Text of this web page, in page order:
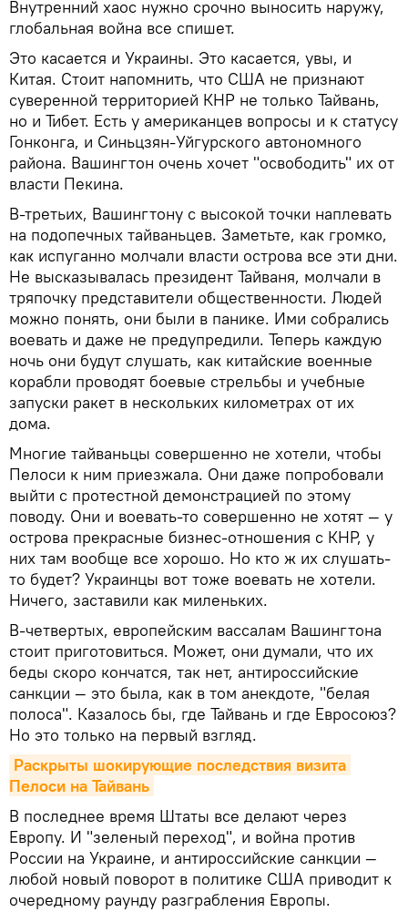
Внутренний хаос нужно срочно выносить наружу,
глобальная война все спишет.
Это касается и Украины. Это касается, увы, и
Китая. Стоит напомнить, что США не признают
суверенной территорией КНР не только Тайвань,
но и Тибет. Есть у американцев вопросы и к статусу
Гонконга, и Синьцзян-Уйгурского автономного
района. Вашингтон очень хочет "освободить" их от
власти Пекина.
В-третьих, Вашингтону с высокой точки наплевать
на подопечных тайваньцев. Заметьте, как громко,
как испуганно молчали власти острова все эти дни.
Не высказывалась президент Тайваня, молчали в
тряпочку представители общественности. Людей
можно понять, они были в панике. Ими собрались
воевать и даже не предупредили. Теперь каждую
ночь они будут слушать, как китайские военные
корабли проводят боевые стрельбы и учебные
запуски ракет в нескольких километрах от их
дома.
Многие тайваньцы совершенно не хотели, чтобы
Пелоси к ним приезжала. Они даже попробовали
выйти с протестной демонстрацией по этому
поводу. Они и воевать-то совершенно не хотят — у
острова прекрасные бизнес-отношения с КНР, у
них там вообще все хорошо. Но кто ж их слушать-
то будет? Украинцы вот тоже воевать не хотели.
Ничего, заставили как миленьких.
В-четвертых, европейским вассалам Вашингтона
стоит приготовиться. Может, они думали, что их
беды скоро кончатся, так нет, антироссийские
санкции — это была, как в том анекдоте, "белая
полоса". Казалось бы, где Тайвань и где Евросоюз?
Но это только на первый взгляд.
Раскрыты шокирующие последствия визита
Пелоси на Тайвань
В последнее время Штаты все делают через
Европу. И "зеленый переход", и война против
России на Украине, и антироссийские санкции —
любой новый поворот в политике США приводит к
очередному раунду разграбления Европы.